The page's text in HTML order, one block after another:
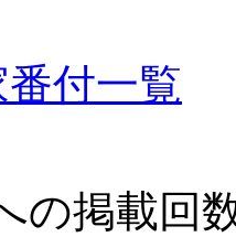
付一覧
の掲載回